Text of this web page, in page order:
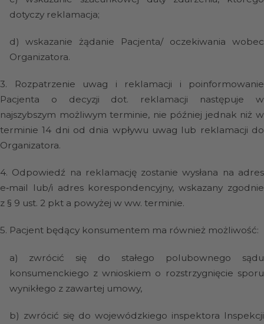
dotyczy reklamacja;
d)
wskazanie żądanie Pacjenta/ oczekiwania wobec
Organizatora.
3.
Rozpatrzenie uwag i reklamacji i poinformowanie
Pacjenta o decyzji dot. reklamacji następuje w
najszybszym możliwym terminie, nie później jednak niż w
terminie 14 dni od dnia wpływu uwag lub reklamacji do
Organizatora.
4. Odpowiedź na reklamację zostanie wysłana na adres
e‑mail lub/i adres korespondencyjny, wskazany zgodnie
z § 9 ust. 2 pkt a powyżej w ww. terminie.
5. Pacjent będący konsumentem ma również możliwość:
a)
zwrócić się do stałego polubownego sądu
konsumenckiego z wnioskiem o rozstrzygnięcie sporu
wynikłego z zawartej umowy,
b) zwrócić się do wojewódzkiego inspektora Inspekcji